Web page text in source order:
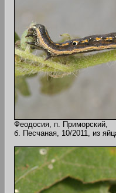
Феодосия, п. Приморский,
б. Песчаная, 10/2011, из